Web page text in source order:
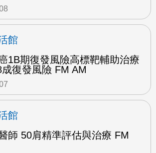
館
1B期復發風險高標靶輔助治療
復發風險 FM AM
館
師 50肩精準評估與治療 FM